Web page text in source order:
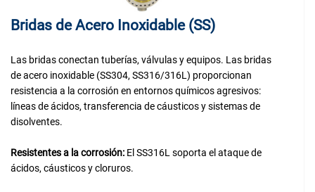
Bridas de Acero Inoxidable (SS)
Las bridas conectan tuberías, válvulas y equipos. Las bridas
de acero inoxidable (SS304, SS316/316L) proporcionan
resistencia a la corrosión en entornos químicos agresivos:
líneas de ácidos, transferencia de cáusticos y sistemas de
disolventes.
Resistentes a la corrosión: El SS316L soporta el ataque de
ácidos, cáusticos y cloruros.